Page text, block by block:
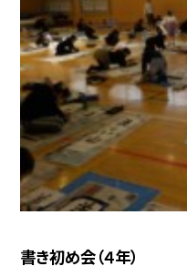
書き初め会（４年）